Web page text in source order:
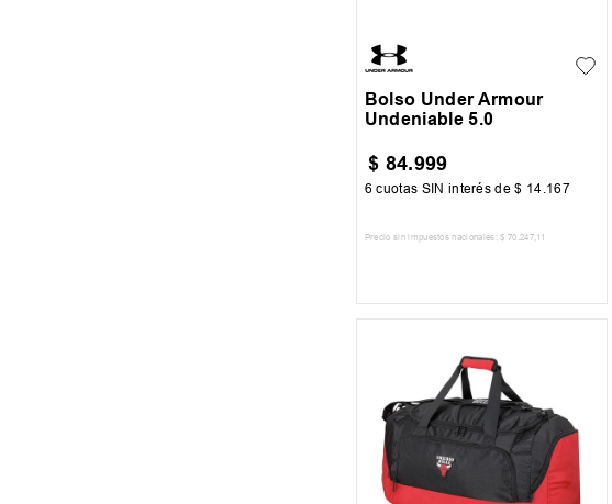
Bolso Under Armour
Undeniable 5.0
$ 84.999
6 cuotas SIN interés de$ 14 167
Precio sin impuestos nacionales: $ 70 .247,11